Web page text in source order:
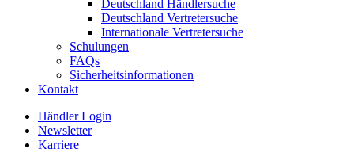
Deutschland Händlersuche
Deutschland Vertretersuche
Internationale Vertretersuche
Schulungen
FAQs
Sicherheitsinformationen
Kontakt
Händler Login
Newsletter
Karriere